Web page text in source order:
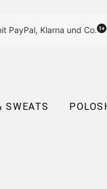
PayPal, Klarna und Co.
SWEATS